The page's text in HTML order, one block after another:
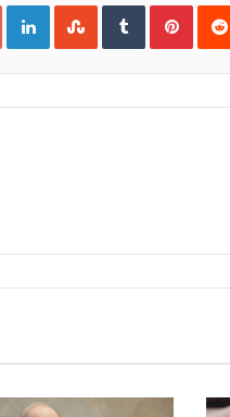
Google+LinkedInStumbleUpon
Tumblr